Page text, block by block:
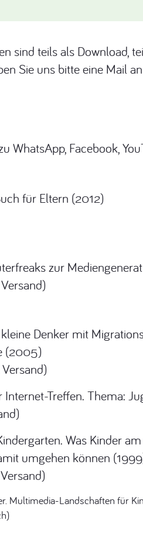
sind teils als Download,
Sie uns bitte eine Mail
WhatsApp, Facebook,
für Eltern (2012)
zur
Denker mit
(2005)
Internet-Treffen. Thema:
Was Kinder
umgehen können
Multimedia-Landschaften für